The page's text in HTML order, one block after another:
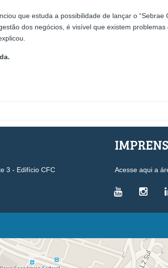
que estuda a possibilidade de lançar o
dos negócios, é visível que existem
3 - Edifício CFC
Acesse aqui a
Interno